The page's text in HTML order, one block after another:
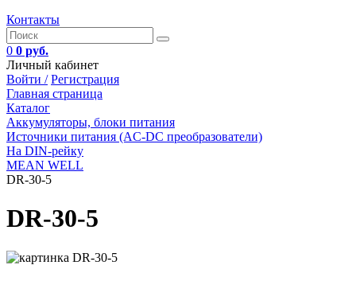
Контакты
0 0 руб.
Личный кабинет
Войти / Регистрация
Главная страница
Каталог
Аккумуляторы, блоки питания
Источники питания (AC-DC преобразователи)
На DIN-рейку
MEAN WELL
DR-30-5
DR-30-5